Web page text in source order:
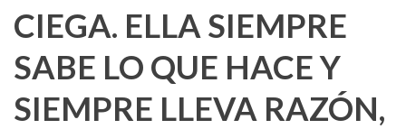
CIEGA. ELLA SIEMPRE
SABE LO QUE HACE Y
SIEMPRE LLEVA RAZÓN,